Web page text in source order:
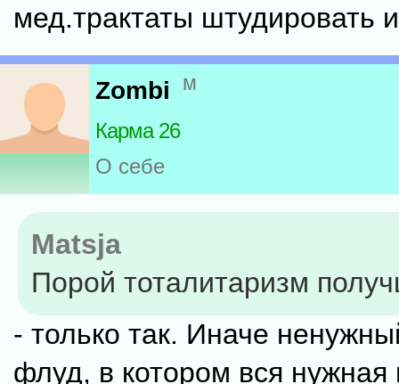
мед.трактаты штудировать
Zombi м
Карма 26
О себе
Matsja
Порой тоталитаризм
- только так. Иначе
флуд, в котором вся